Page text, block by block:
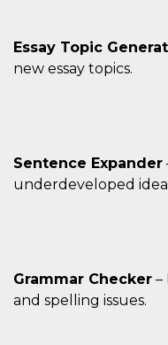
Essay Topic
new essay topics.
Sentence Expander
underdeveloped
Grammar Checker –
and spelling issues.